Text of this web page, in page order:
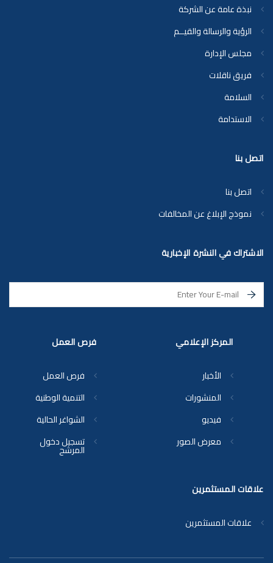
اتصل بنا
اتصل بنا
نموذج الإبلاغ عن المخالفات
الاشتراك في النشرة الإخبارية
فرص العمل
فرص العمل
التنمية الوطنية
الشواغر الحالية
تسجيل دخول
المرشح
المركز الإعلامي
الأخبار
المنشورات
فيديو
معرض الصور
علاقات المستثمرين
علاقات المستثمرين
نبذة عامة عن الشركة
الرؤية والرسالة والقيــم
مجلس الإدارة
فريق ناقلات
السلامة
الاستدامة